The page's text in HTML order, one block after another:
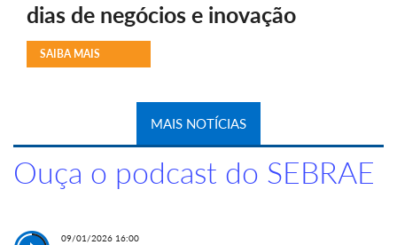
dias de negócios e inovação
SAIBA MAIS
MAIS NOTÍCIAS
Ouça o podcast do SEBRAE
09/01/2026 16:00